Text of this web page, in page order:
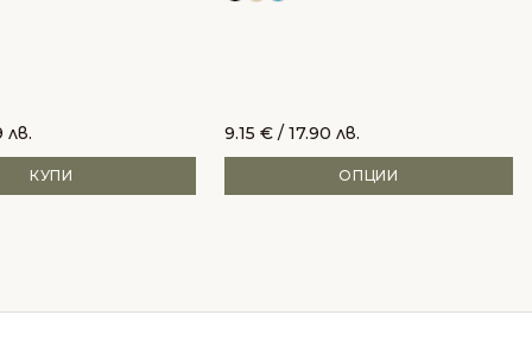
лв.
КУПИ
9.15 €/ 17.90 лв.
ОПЦИИ